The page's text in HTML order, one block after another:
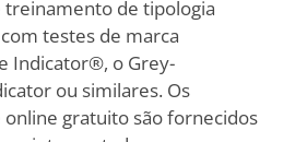
de tipologia
testes de marca
Indicator®, o Grey-
ou similares. Os
gratuito são fornecidos